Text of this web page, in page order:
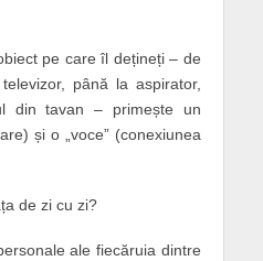
pe care îl dețineți – de
până la aspirator,
din tavan – primește un
și o „voce” (conexiunea
de zi cu zi?
ale fiecăruia dintre